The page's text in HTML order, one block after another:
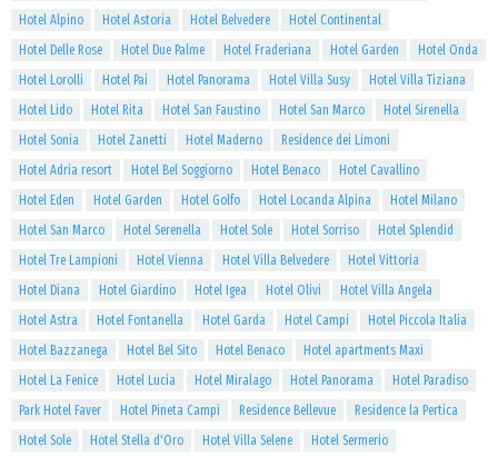
Hotel Alpino
Hotel Astoria Hotel Belvedere
Hotel Continental
Hotel Delle Rose
Hotel Due Palme Hotel Fraderiana Hotel Garden
Hotel Onda
Hotel Lorolli
Hotel Pai Hotel Panorama Hotel Villa Susy
Hotel Villa Tiziana
Hotel Lido
Hotel Rita Hotel San Faustino Hotel San Marco
Hotel Sirenella
Hotel Sonia
Hotel Zanetti Hotel Maderno
Residence dei Limoni
Hotel Adria resort
Hotel Bel Soggiorno Hotel Benaco
Hotel Cavallino
Hotel Eden
Hotel Garden Hotel Golfo Hotel Locanda Alpina
Hotel Milano
Hotel San Marco
Hotel Serenella Hotel Sole Hotel Sorriso
Hotel Splendid
Hotel Tre Lampioni
Hotel Vienna Hotel Villa Belvedere
Hotel Vittoria
Hotel Diana
Hotel Giardino Hotel Igea Hotel Olivi
Hotel Villa Angela
Hotel Astra
Hotel Fontanella Hotel Garda Hotel Campi
Hotel Piccola Italia
Hotel Bazzanega
Hotel Bel Sito Hotel Benaco
Hotel apartments Maxi
Hotel La Fenice
Hotel Lucia Hotel Miralago Hotel Panorama
Hotel Paradiso
Park Hotel Faver
Hotel Pineta Campi Residence Bellevue
Residence la Pertica
Hotel Sole
Hotel Stella d'Oro Hotel Villa Selene
Hotel Sermerio